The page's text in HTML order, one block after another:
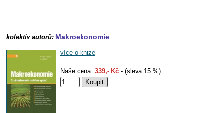
kolektiv autorů: Makroekonomie
více o knize
Naše cena: 339,- Kč - (sleva 15 %)